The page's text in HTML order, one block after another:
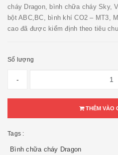
cháy Dragon, bình chữa cháy Sky,
bột ABC,BC, bình khí CO2 – MT3,
cao đã được kiểm định theo tiêu
Số lượng
-
THÊM VÀO
Tags :
Bình chữa cháy Dragon